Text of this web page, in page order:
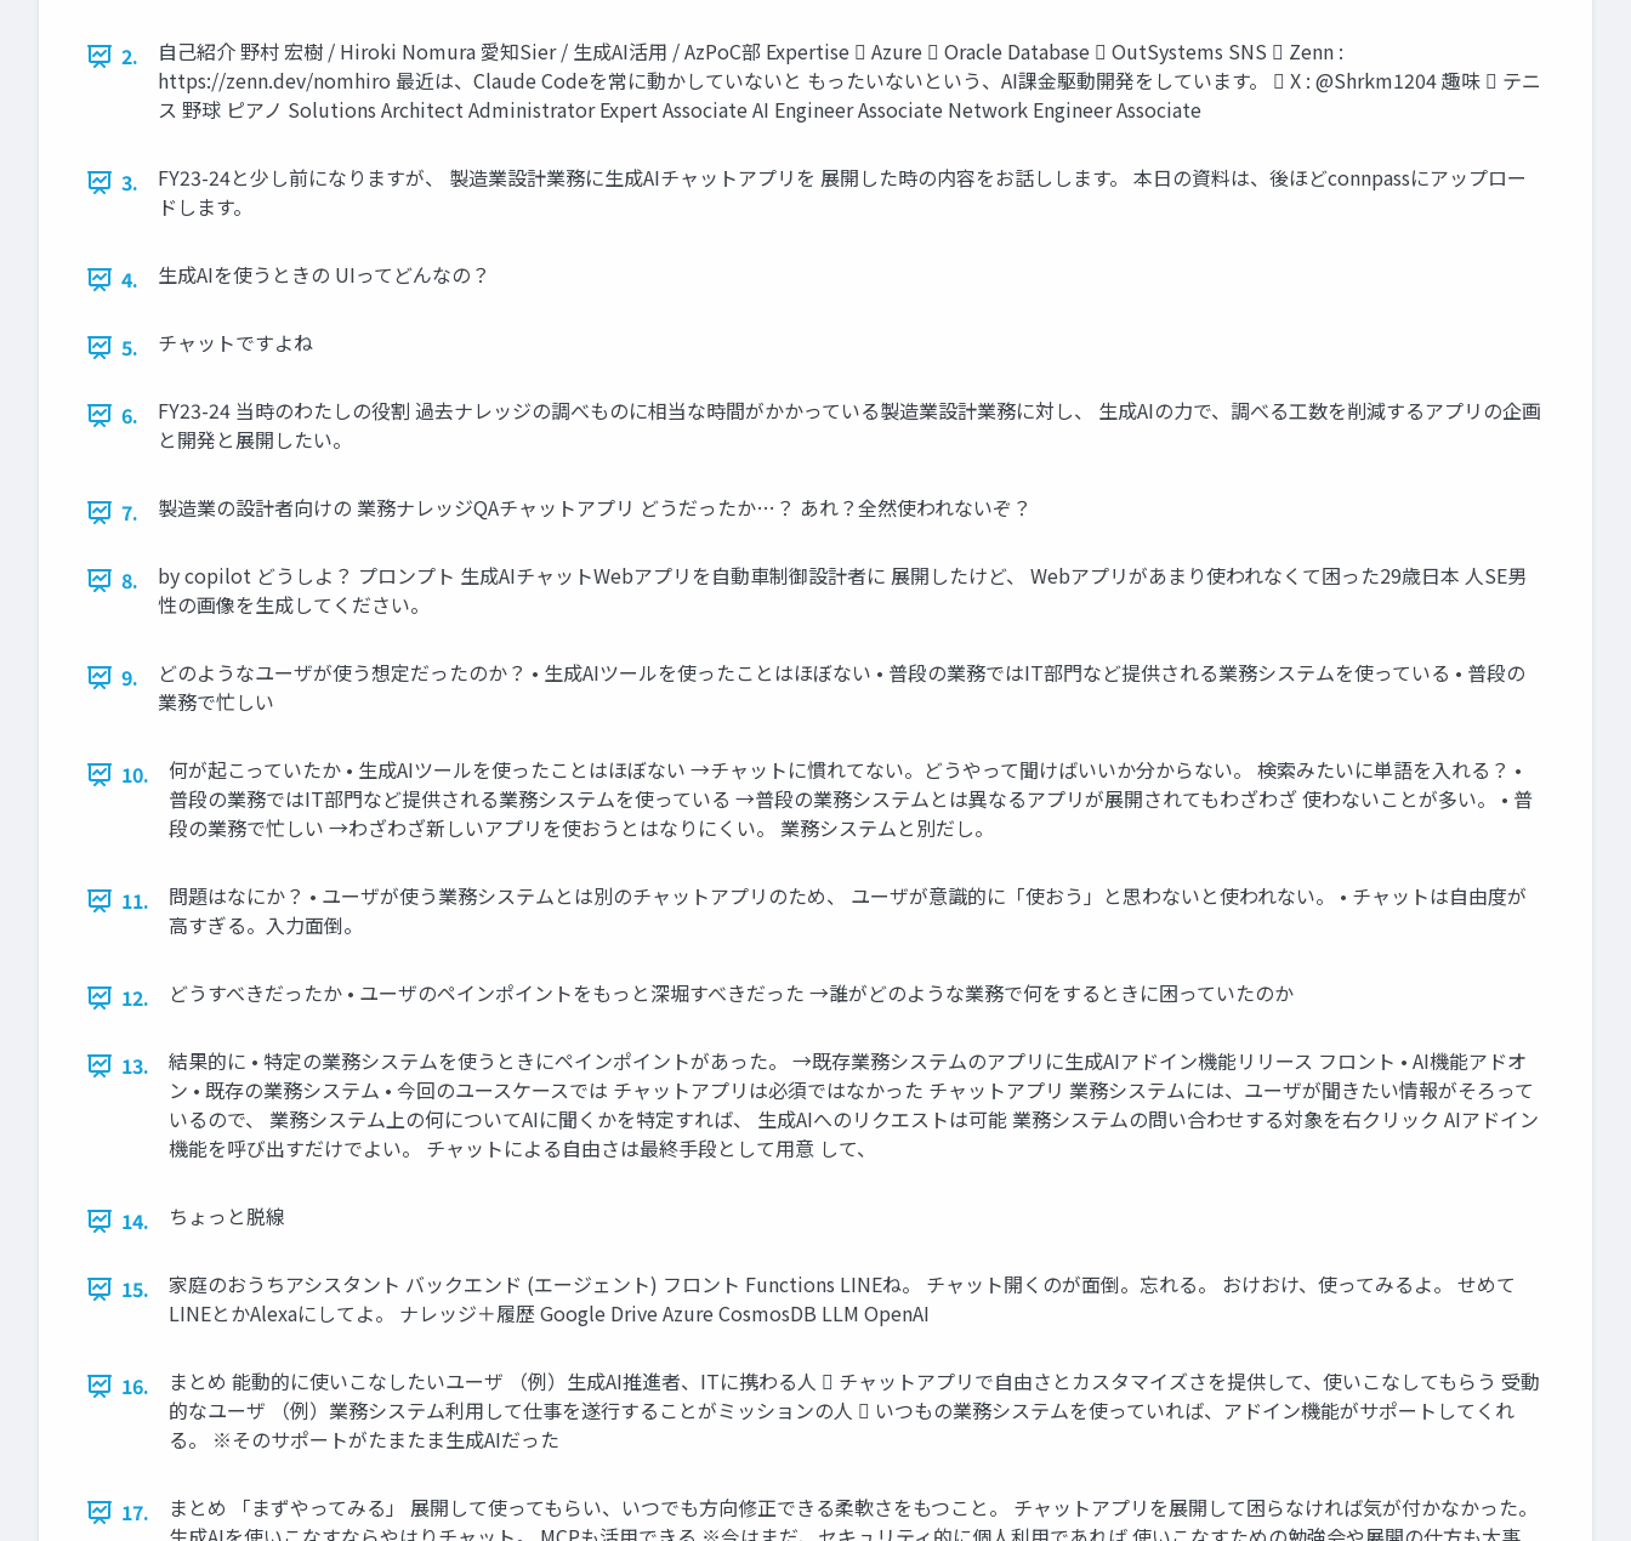
2.
自己紹介 野村 宏樹 / Hiroki Nomura 愛知Sier / 生成AI活用 / AzPoC部 Expertise  Azure  Oracle Database  OutSystems SNS  Zenn :
https://zenn.dev/nomhiro 最近は、Claude Codeを常に動かしていないと もったいないという、AI課金駆動開発をしています。  X : @Shrkm1204 趣味  テニ
ス 野球 ピアノ Solutions Architect Administrator Expert Associate AI Engineer Associate Network Engineer Associate
3.
FY23-24と少し前になりますが、 製造業設計業務に生成AIチャットアプリを 展開した時の内容をお話しします。 本日の資料は、後ほどconnpassにアップロー
ドします。
4. 生成AIを使うときの UIってどんなの？
5. チャットですよね
6.
FY23-24 当時のわたしの役割 過去ナレッジの調べものに相当な時間がかかっている製造業設計業務に対し、 生成AIの力で、調べる工数を削減するアプリの企画
と開発と展開したい。
7. 製造業の設計者向けの 業務ナレッジQAチャットアプリ どうだったか…？ あれ？全然使われないぞ？
8.
by copilot どうしよ？ プロンプト 生成AIチャットWebアプリを自動車制御設計者に 展開したけど、 Webアプリがあまり使われなくて困った29歳日本 人SE男
性の画像を生成してください。
9.
どのようなユーザが使う想定だったのか？ • 生成AIツールを使ったことはほぼない • 普段の業務ではIT部門など提供される業務システムを使っている • 普段の
業務で忙しい
10.
何が起こっていたか • 生成AIツールを使ったことはほぼない →チャットに慣れてない。どうやって聞けばいいか分からない。 検索みたいに単語を入れる？ •
普段の業務ではIT部門など提供される業務システムを使っている →普段の業務システムとは異なるアプリが展開されてもわざわざ 使わないことが多い。 • 普
段の業務で忙しい →わざわざ新しいアプリを使おうとはなりにくい。 業務システムと別だし。
11.
問題はなにか？ • ユーザが使う業務システムとは別のチャットアプリのため、 ユーザが意識的に「使おう」と思わないと使われない。 • チャットは自由度が
高すぎる。入力面倒。
12. どうすべきだったか • ユーザのペインポイントをもっと深堀すべきだった →誰がどのような業務で何をするときに困っていたのか
13.
結果的に • 特定の業務システムを使うときにペインポイントがあった。 →既存業務システムのアプリに生成AIアドイン機能リリース フロント • AI機能アドオ
ン • 既存の業務システム • 今回のユースケースでは チャットアプリは必須ではなかった チャットアプリ 業務システムには、ユーザが聞きたい情報がそろって
いるので、 業務システム上の何についてAIに聞くかを特定すれば、 生成AIへのリクエストは可能 業務システムの問い合わせする対象を右クリック AIアドイン
機能を呼び出すだけでよい。 チャットによる自由さは最終手段として用意 して、
14. ちょっと脱線
15.
家庭のおうちアシスタント バックエンド (エージェント) フロント Functions LINEね。 チャット開くのが面倒。忘れる。 おけおけ、使ってみるよ。 せめて
LINEとかAlexaにしてよ。 ナレッジ＋履歴 Google Drive Azure CosmosDB LLM OpenAI
16.
まとめ 能動的に使いこなしたいユーザ （例）生成AI推進者、ITに携わる人  チャットアプリで自由さとカスタマイズさを提供して、使いこなしてもらう 受動
的なユーザ （例）業務システム利用して仕事を遂行することがミッションの人  いつもの業務システムを使っていれば、アドイン機能がサポートしてくれ
る。 ※そのサポートがたまたま生成AIだった
17.
まとめ 「まずやってみる」 展開して使ってもらい、いつでも方向修正できる柔軟さをもつこと。 チャットアプリを展開して困らなければ気が付かなかった。